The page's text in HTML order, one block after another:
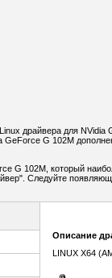
драйвера для
G 102M
G 102M, который
Следуйте
Описание
LINUX X64